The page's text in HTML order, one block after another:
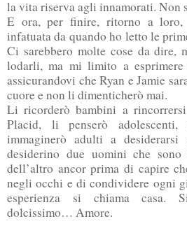
la vita riserva agli innamorati. Non
E ora, per finire, ritorno a
infatuata da quando ho letto le
Ci sarebbero molte cose da dire,
lodarli, ma mi limito a
assicurandovi che Ryan e Jamie
cuore e non li dimenticherò mai.
Li ricorderò bambini a
Placid, li penserò
immaginerò adulti a
desiderino due uomini che
dell’altro ancor prima di capire
negli occhi e di condividere ogni
esperienza si chiama casa.
dolcissimo… Amore.